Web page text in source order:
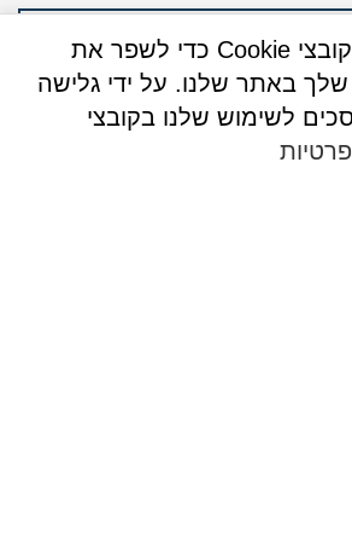
אנו משתמשים בקובצי Cookie כדי לשפר את
באתר שלנו. על ידי גלישה
לשימוש שלנו בקובצי